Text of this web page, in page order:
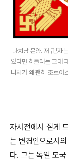
나치당 문양. 저 卍자
았다면 히틀러는 고대
니체가 왜 괜히 조로아
자서전에서 짙게
는 변경인으로서
다. 그는 독일 모